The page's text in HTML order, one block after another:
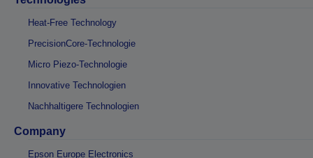
Heat-Free Technology
PrecisionCore-Technologie
Micro Piezo-Technologie
Innovative Technologien
Nachhaltigere Technologien
Company
Epson Europe Electronics